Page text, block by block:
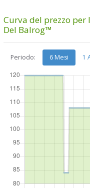
Curva del prezzo per
Del Balrog™
Periodo: 6 Mesi 1